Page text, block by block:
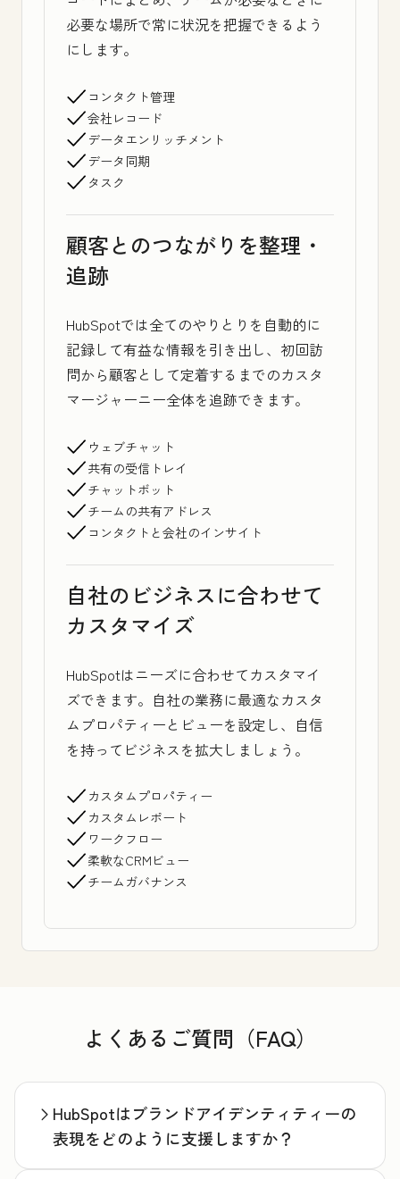
必要な場所で常に状況を把握できるよう
にします。
コンタクト管理
会社レコード
データエンリッチメント
データ同期
タスク
顧客とのつながりを整理・
追跡
HubSpotでは全てのやりとりを自動的に
記録して有益な情報を引き出し、初回訪
問から顧客として定着するまでのカスタ
マージャーニー全体を追跡できます。
ウェブチャット
共有の受信トレイ
チャットボット
チームの共有アドレス
コンタクトと会社のインサイト
自社のビジネスに合わせて
カスタマイズ
HubSpotはニーズに合わせてカスタマイ
ズできます。自社の業務に最適なカスタ
ムプロパティーとビューを設定し、自信
を持ってビジネスを拡大しましょう。
カスタムプロパティー
カスタムレポート
ワークフロー
柔軟なCRMビュー
チームガバナンス
よくあるご質問（FAQ）
HubSpotはブランドアイデンティティーの
表現をどのように支援しますか？